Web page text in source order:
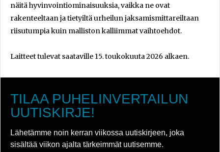
näitä hyvinvointiominaisuuksia, vaikka ne ovat
rakenteeltaan ja tietyiltä urheilun jaksamismittareiltaan
riisutumpia kuin malliston kalliimmat vaihtoehdot.
Laitteet tulevat saataville 15. toukokuuta 2026 alkaen.
TILAA PUHELINVERTAILUN
UUTISKIRJE!
Lähetämme noin kerran viikossa uutiskirjeen, joka
sisältää viikon ajalta tärkeimmät uutisemme.